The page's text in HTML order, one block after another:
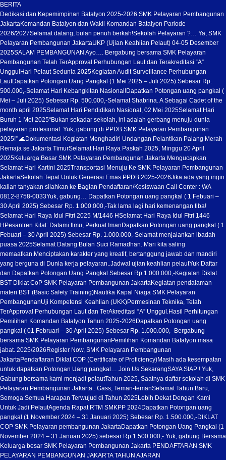
BERITA
Dedikasi dan Kepemimpinan Batalyon 2025-2026 SMK Pelayaran Pembangunan
JakartaKomandan Batalyon dan Wakil Komandan Batalyon Pariode
2026/2027Selamat datang, bulan penuh berkah!Sekolah Pelayaran ?… Ya, SMK
Pelayaran Pembangunan JakartaUKP (Ujian Keahlian Pelaut) 04-05 Desember
2025SALAM PEMBANGUNAN Ayo…. Bergabung bersama SMK Pelayaran
Pembangunan Telah TerApproval Perhubungan Laut dan Terakreditasi “A”
Unggul Hari Pelaut Sedunia 2025Kegiatan Audit Surveillance Perhubungan
LautDapatkan Potongan Uang Pangkal (1 Mei 2025 – Juli 2025) Sebesar Rp.
500.000,-Selamat Hari Kebangkitan Nasional!Dapatkan Potongan uang pangkal (
Mei – Juli 2025) Sebesar Rp. 500.000,-Selamat Shabrina. A Sebagai Cadet of the
month april 2025Selamat Hari Pendidikan Nasional, 02 Mei 2025Selamat Hari
Buruh 1 Mei 2025“Bukan sekadar sekolah, ini adalah gerbang menuju dunia
pelayaran profesional. Yuk, gabung di PPDB SMK Pelayaran Pembangunan
2025!” 🌊Dokumentasi Kegiatan Menghadiri Undangan Pelantikan Palang Merah
Remaja se Jakarta TimurSelamat Hari Raya Paskah 2025, Minggu 20 April
2025Keluarga Besar SMK Pelayaran Pembangunan Jakarta Mengucapkan
Selamat Hari Kartini 2025Transportasi Menuju Ke SMK Pelayaran Pembangunan
JakartaSekolah Tepat Untuk Generasi Emas PPDB 2025-2026Jika ada yang ingin
kalian tanyakan silahkan ke Bagian Pendaftaran/Kesiswaan Call Center : WA
0812-8758-0033Yuk, gabung… Dapatkan Potongan uang pangkal ( 1 Febuari –
30 April 2025) Sebesar Rp. 1.000.000,-Tak lama lagi hari kemenangan tiba!
Selamat Hari Raya Idul Fitri 2025 M/1446 HSelamat Hari Raya Idul Fitri 1446
H Pesantren Kilat: Dalami Ilmu, Perkuat Iman Dapatkan Potongan uang pangkal ( 1
Febuari – 30 April 2025) Sebesar Rp. 1.000.000,-Selamat menjalankan ibadah
puasa 2025Selamat Datang Bulan Suci Ramadhan. Mari kita saling
memaafkan.Menciptakan karakter yang kreatif, bertanggung jawab dan mandiri
yang berguna di Dunia kerja pelayaran..Jadwal ujian keahlian pelautYuk Daftar
dan Dapatkan Potongan Uang Pangkal Sebesar Rp 1.000.000,-Kegiatan Diklat
BST Diklat CoP SMK Pelayaran Pembangunan JakartaKegiatan pendalaman
materi BST (Basic Safety Training)Nautika Kapal Niaga SMK Pelayaran
PembangunanUji Kompetensi Keahlian (UKK)Permesinan Teknika, Telah
TerApproval Perhubungan Laut dan TerAkreditasi “A” Unggul.Hasil Perhitungan
Pemilihan Komandan Batalyon Tahun 2025-2026 Dapatkan Potongan uang
pangkal ( 01 Februari – 30 April 2025) Sebesar Rp. 1.000.000,- Bergabung
bersama SMK Pelayaran Pembangunan Pemilihan Komandan Batalyon masa
jabat. 2025/2026 Register Now, SMK Pelayaran Pembangunan
JakartaPendaftaran Diklat COP (Certificate of Proficiency)Masih ada kesempatan
untuk dapatkan Potongan Uang pangkal… Join Us SekarangSAYA SIAP ! Yuk,
Gabung bersama kami menjadi pelautTahun 2025, Saatnya daftar sekolah di SMK
Pelayaran Pembangunan Jakarta.. Gass, Teman-temanSelamat Tahun Baru,
Semoga Semua Harapan Terwujud di Tahun 2025Lebih Dekat Dengan Kami
Untuk Jadi PelautAgenda Rapat RTM SMKPP 2024Dapatkan Potongan uang
pangkal (1 November 2024 – 31 Januari 2025) Sebesar Rp. 1.500.000,-DIKLAT
COP SMK Pelayaran pembangunan JakartaDapatkan Potongan Uang Pangkal (1
November 2024 – 31 Januari 2025) sebesar Rp 1.500.000,- Yuk, gabung Bersama
Keluarga besar SMK Pelayaran Pembangunan Jakarta PENDAFTARAN SMK
PELAYARAN PEMBANGUNAN JAKARTA TAHUN AJARAN